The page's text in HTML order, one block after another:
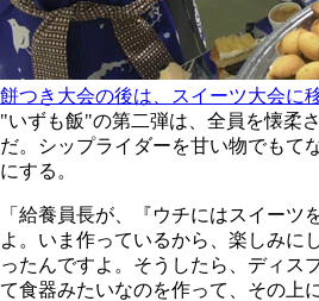
餅つき大会の後は、スイーツ大会に
"いずも飯"の第二弾は、全員を懐柔
だ。シップライダーを甘い物でもて
にする。
「給養員長が、『ウチにはスイーツ
よ。いま作っているから、楽しみに
ったんですよ。そうしたら、ディス
て食器みたいなのを作って、その上